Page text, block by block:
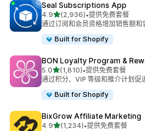
Seal Subscriptions App
4.9星（满分 5 星）
(2,936)
总共 2936 条评论
•提供免费套餐
通过订阅和会员资格增加销售额和
Built for Shopify
BON Loyalty Program &
5.0星（满分 5 星）
(1,810)
总共 1810 条评论
•提供免费套餐
通过积分、VIP 等级和推介计划促
Built for Shopify
BixGrow Affiliate Marketing
4.9星（满分 5 星）
(1,234)
总共 1234 条评论
•提供免费套餐